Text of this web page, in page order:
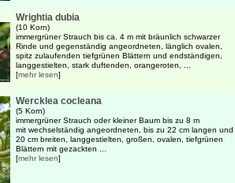
Wrightia dubia
(10 Korn)
immergrüner Strauch bis ca. 4 m mit bräunlich schwarzer
Rinde und gegenständig angeordneten, länglich ovalen,
spitz zulaufenden tiefgrünen Blättern und endständigen,
langgestielten, stark duftenden, orangeroten, ...
[mehr lesen]
Wercklea cocleana
(5 Korn)
immergrüner Strauch oder kleiner Baum bis zu 8 m
mit wechselständig angeordneten, bis zu 22 cm langen und
20 cm breiten, langgestielten, großen, ovalen, tiefgrünen
Blättern mit gezackten ...
[mehr lesen]